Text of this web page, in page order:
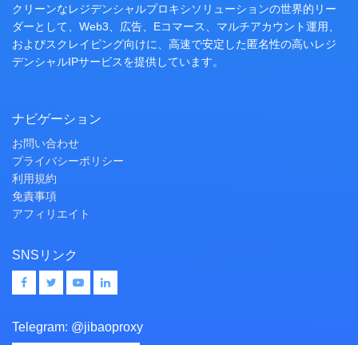
クリーンなレジデンシャルプロキシソリューションの世界的リー
ダーとして、Web3、広告、Eコマース、マルチアカウント運用、
およびスクレイピング向けに、高速で安定した匿名性の高いレジ
デンシャルIPサービスを提供しています。
ナビゲーション
お問い合わせ
プライバシーポリシー
利用規約
免責事項
アフィリエイト
SNSリンク
Telegram: @jibaoproxy